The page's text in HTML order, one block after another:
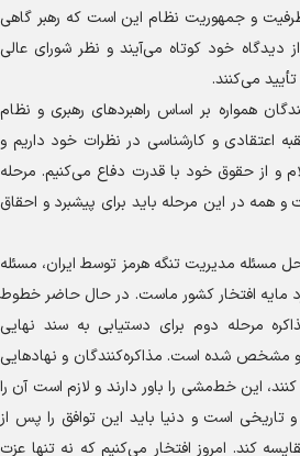
ظرفیت و جمهوریت نظام این است که رهبر گاهی
خود کوتاه می‌آیند و نظر شورای عالی
می‌کنند.
همواره بر اساس راهبرد‌های رهبری و نظام
اعتقادی و کارشناسی در نظرات خود داریم و
و از حقوق خود با قدرت دفاع می‌کنیم. مرحله
همه در این مرحله باید برای پیشبرد و احقاق
مسئله مدیریت تنگه هرمز توسط ایران، مسئله
مایه افتخار کشور ماست. در حال حاضر خطوط
مرحله دوم برای دستیابی به سند نهایی
و مشخص شده است. مذاکره‌کنندگان و نهاد‌هایی
این خط‌مشی را باور دارند و لازم است آن را
تاریخی است و دنیا باید این توافق را پس از
کند. امروز افتخار می‌کنیم که نه تنها عزت